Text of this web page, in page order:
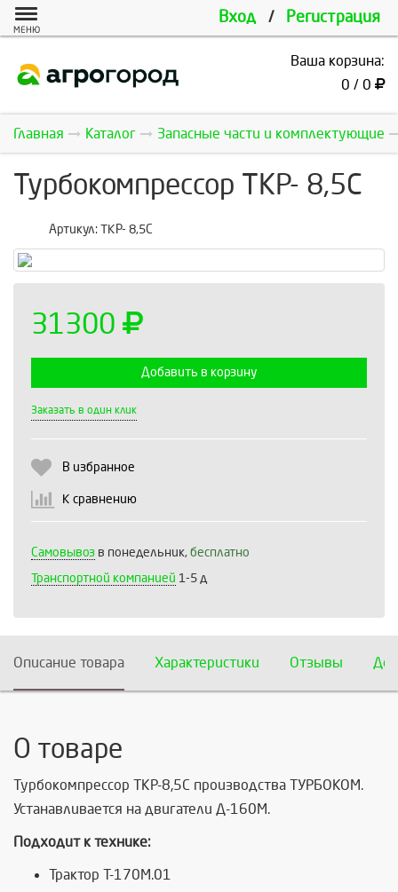
Вход / Регистрация
МЕНЮ
Ваша корзина:
0 / 0
Главная Каталог Запасные части и комплектующие
Турбокомпрессор ТКР- 8,5С
Артикул: ТКР- 8,5С
31300
Добавить в корзину
Заказать в один клик
В избранное
К сравнению
Самовывоз в понедельник, бесплатно
Транспортной компанией 1-5 д
Описание товара Характеристики Отзывы
О товаре
Турбокомпрессор ТКР-8,5С производства ТУРБОКОМ.
Устанавливается на двигатели Д-160М.
Подходит к технике:
Трактор Т-170М.01